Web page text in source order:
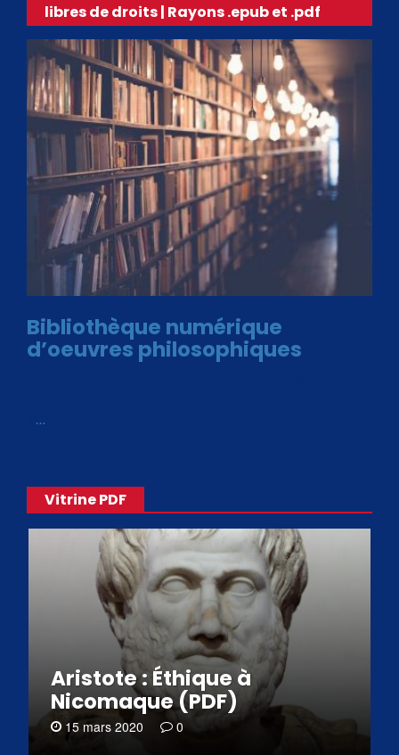
libres de droits | Rayons .epub et .pdf
Bibliothèque numérique
d’oeuvres philosophiques
…
Vitrine PDF
Aristote : Éthique à
Nicomaque (PDF)
15 mars 2020 0